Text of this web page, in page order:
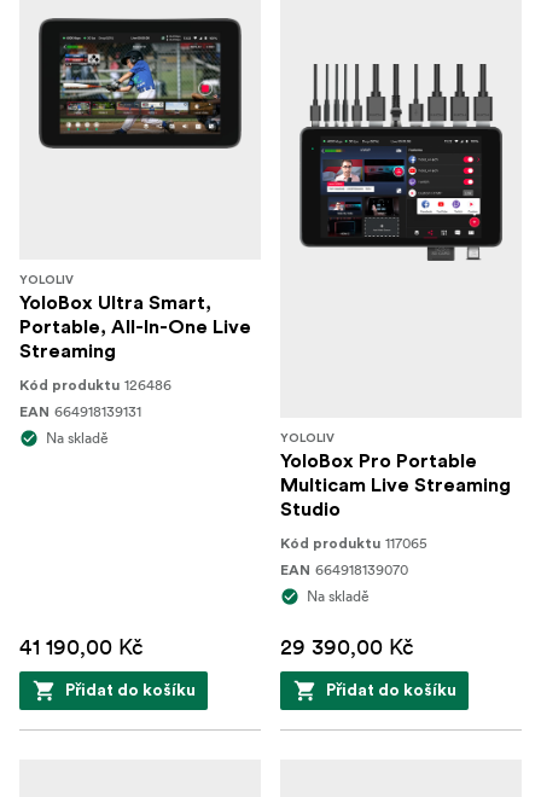
YOLOLIV
YoloBox Ultra Smart,
Portable, All-In-One Live
Streaming
Kód produktu 126486
EAN 664918139131
Na skladě
41 190,00 Kč
Přidat do košíku
YOLOLIV
YoloBox Pro Portable
Multicam Live Streaming
Studio
Kód produktu 117065
EAN 664918139070
Na skladě
29 390,00 Kč
Přidat do košíku